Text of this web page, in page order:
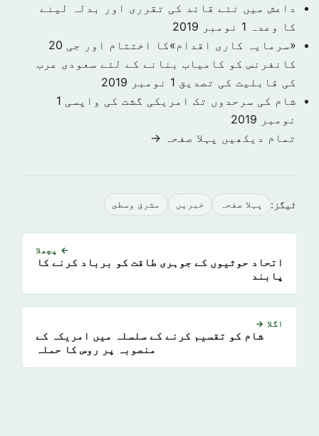
داعش میں نئے قائد کی تقرری اور بدلہ لینے
کا وعدہ 1 نومبر 2019
«سرمایہ کاری اقدام»کا اختتام اور جی 20
کانفرنس کو کامیاب بنانے کے لئے سعودی عرب
کی قابلیت کی تصدیق 1 نومبر 2019
شام کی سرحدوں تک امریکی گشت کی واپسی 1
نومبر 2019
تمام دیکھیں پہلا صفحہ →
ٹیگز: پہلا صفحہ خبريں مشرق وسطى
← پچھلا
اتحاد حوثیوں کے جوہری طاقت کو برباد کرنے کا
پابند
اگلا →
شام کو تقسیم کرنے کے سلسلہ میں امریکہ کے
منصوبہ پر روس کا حملہ